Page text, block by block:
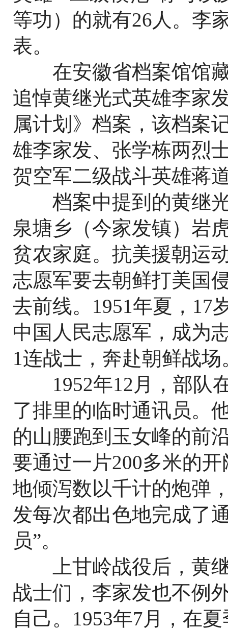
等功）的就有26人。李
表。
在安徽省档案馆馆藏
追悼黄继光式英雄李家
属计划》档案，该档案
雄李家发、张学栋两烈
贺空军二级战斗英雄蒋
档案中提到的黄继光
泉塘乡（今家发镇）岩
贫农家庭。抗美援朝运
志愿军要去朝鲜打美国
去前线。1951年夏，17
中国人民志愿军，成为
1连战士，奔赴朝鲜战场
1952年12月，部队在
了排里的临时通讯员。
的山腰跑到玉女峰的前
要通过一片200多米的
地倾泻数以千计的炮弹
发每次都出色地完成了
员”。
上甘岭战役后，黄继
战士们，李家发也不例
自己。1953年7月，在